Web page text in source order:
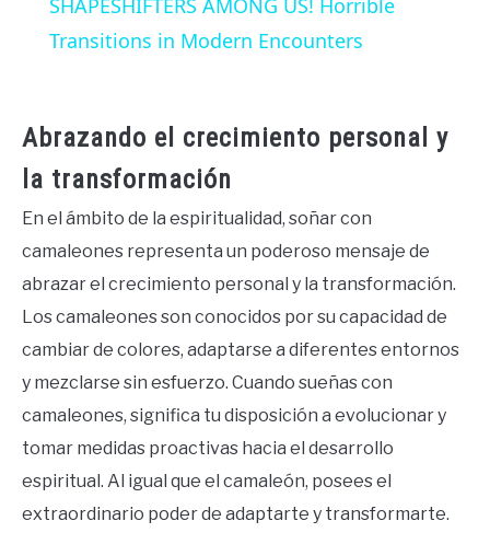
SHAPESHIFTERS AMONG US! Horrible
Transitions in Modern Encounters
Abrazando el crecimiento personal y
la transformación
En el ámbito de la espiritualidad, soñar con
camaleones representa un poderoso mensaje de
abrazar el crecimiento personal y la transformación.
Los camaleones son conocidos por su capacidad de
cambiar de colores, adaptarse a diferentes entornos
y mezclarse sin esfuerzo. Cuando sueñas con
camaleones, significa tu disposición a evolucionar y
tomar medidas proactivas hacia el desarrollo
espiritual. Al igual que el camaleón, posees el
extraordinario poder de adaptarte y transformarte.